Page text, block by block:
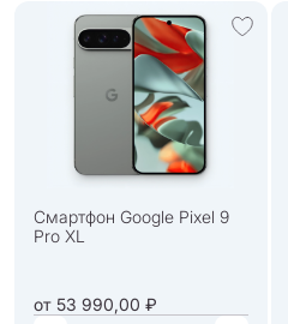
Смартфон Google Pixel 9
Pro XL
от 53 990,00 ₽